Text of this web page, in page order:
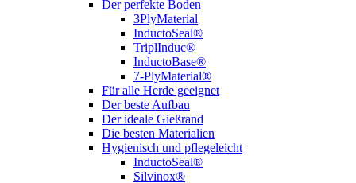
Der perfekte Boden
3PlyMaterial
InductoSeal®
TriplInduc®
InductoBase®
7-PlyMaterial®
Für alle Herde geeignet
Der beste Aufbau
Der ideale Gießrand
Die besten Materialien
Hygienisch und pflegeleicht
InductoSeal®
Silvinox®